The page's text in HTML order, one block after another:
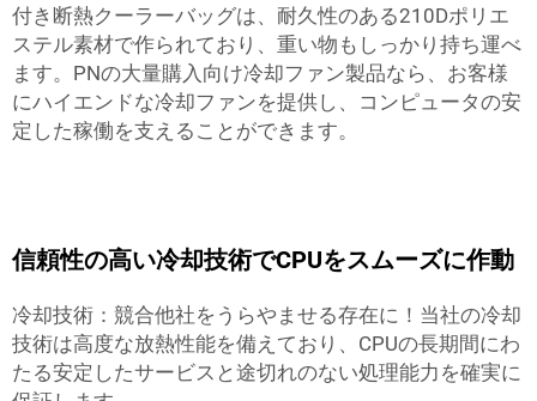
付き断熱クーラーバッグは、耐久性のある210Dポリエ
ステル素材で作られており、重い物もしっかり持ち運べ
ます。PNの大量購入向け冷却ファン製品なら、お客様
にハイエンドな冷却ファンを提供し、コンピュータの安
定した稼働を支えることができます。
信頼性の高い冷却技術でCPUをスムーズに作動
冷却技術：競合他社をうらやませる存在に！当社の冷却
技術は高度な放熱性能を備えており、CPUの長期間にわ
たる安定したサービスと途切れのない処理能力を確実に